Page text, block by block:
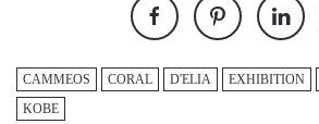
CAMMEOS CORAL D'ELIA EXHIBITION
KOBE